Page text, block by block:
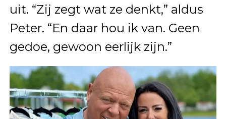
uit. “Zij zegt wat ze denkt,” aldus
Peter. “En daar hou ik van. Geen
gedoe, gewoon eerlijk zijn.”